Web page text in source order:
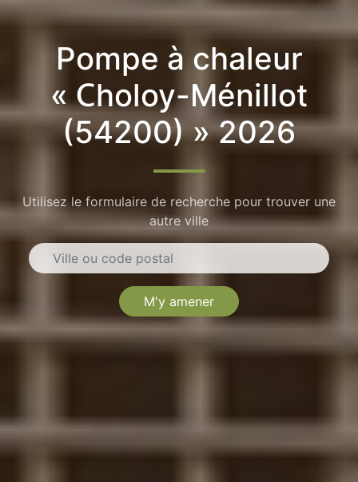
Pompe à chaleur
« Choloy-Ménillot
(54200) » 2026
Utilisez le formulaire de recherche pour trouver une
autre ville
M'y amener